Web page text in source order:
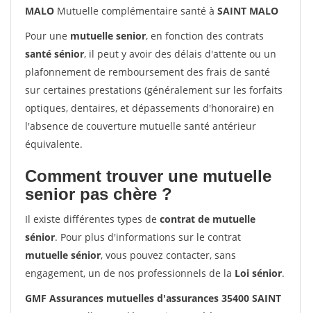
MALO Mutuelle complémentaire santé à SAINT MALO
Pour une mutuelle senior, en fonction des contrats
santé sénior, il peut y avoir des délais d'attente ou un
plafonnement de remboursement des frais de santé
sur certaines prestations (généralement sur les forfaits
optiques, dentaires, et dépassements d'honoraire) en
l'absence de couverture mutuelle santé antérieur
équivalente.
Comment trouver une mutuelle
senior pas chère ?
Il existe différentes types de contrat de mutuelle
sénior. Pour plus d'informations sur le contrat
mutuelle sénior, vous pouvez contacter, sans
engagement, un de nos professionnels de la Loi sénior.
GMF Assurances mutuelles d'assurances 35400 SAINT